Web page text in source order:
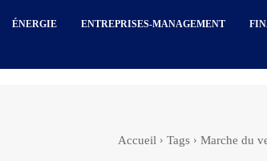
ÉNERGIE ENTREPRISES-MANAGEMENT
Accueil Tags Marche du